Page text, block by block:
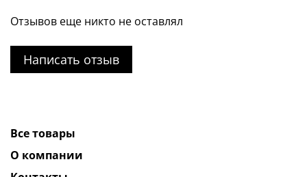
Отзывов еще никто не оставлял
Написать отзыв
Все товары
О компании